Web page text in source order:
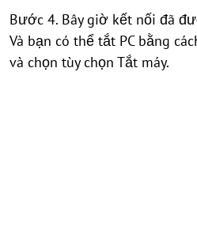
Bước 4. Bây giờ kết nối đã
Và bạn có thể tắt PC bằng
và chọn tùy chọn Tắt máy.